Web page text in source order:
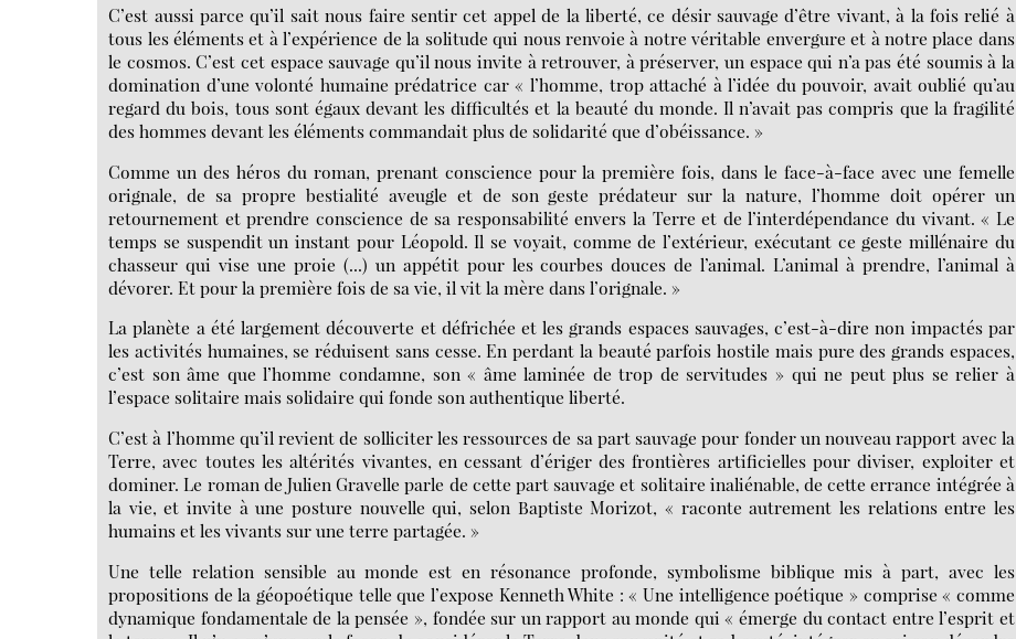
C’est aussi parce qu’il sait nous faire sentir cet appel de la liberté, ce désir sauvage d’être vivant, à la fois relié à
tous les éléments et à l’expérience de la solitude qui nous renvoie à notre véritable envergure et à notre place dans
le cosmos. C’est cet espace sauvage qu’il nous invite à retrouver, à préserver, un espace qui n’a pas été soumis à la
domination d’une volonté humaine prédatrice car « l’homme, trop attaché à l’idée du pouvoir, avait oublié qu’au
regard du bois, tous sont égaux devant les difficultés et la beauté du monde. Il n’avait pas compris que la fragilité
des hommes devant les éléments commandait plus de solidarité que d’obéissance. »
Comme un des héros du roman, prenant conscience pour la première fois, dans le face-à-face avec une femelle
orignale, de sa propre bestialité aveugle et de son geste prédateur sur la nature, l’homme doit opérer un
retournement et prendre conscience de sa responsabilité envers la Terre et de l’interdépendance du vivant. « Le
temps se suspendit un instant pour Léopold. Il se voyait, comme de l’extérieur, exécutant ce geste millénaire du
chasseur qui vise une proie (...) un appétit pour les courbes douces de l’animal. L’animal à prendre, l’animal à
dévorer. Et pour la première fois de sa vie, il vit la mère dans l’orignale. »
La planète a été largement découverte et défrichée et les grands espaces sauvages, c’est-à-dire non impactés par
les activités humaines, se réduisent sans cesse. En perdant la beauté parfois hostile mais pure des grands espaces,
c’est son âme que l’homme condamne, son « âme laminée de trop de servitudes » qui ne peut plus se relier à
l’espace solitaire mais solidaire qui fonde son authentique liberté.
C’est à l’homme qu’il revient de solliciter les ressources de sa part sauvage pour fonder un nouveau rapport avec la
Terre, avec toutes les altérités vivantes, en cessant d’ériger des frontières artificielles pour diviser, exploiter et
dominer. Le roman de Julien Gravelle parle de cette part sauvage et solitaire inaliénable, de cette errance intégrée à
la vie, et invite à une posture nouvelle qui, selon Baptiste Morizot, « raconte autrement les relations entre les
humains et les vivants sur une terre partagée. »
Une telle relation sensible au monde est en résonance profonde, symbolisme biblique mis à part, avec les
propositions de la géopoétique telle que l’expose Kenneth White : « Une intelligence poétique » comprise « comme
dynamique fondamentale de la pensée », fondée sur un rapport au monde qui « émerge du contact entre l’esprit et